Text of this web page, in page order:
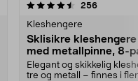
256
Kleshengere
Sklisikre
med metallpinne, 8-
Elegant og skikkelig
tre og metall – finnes i
4.5av 5 stjerner